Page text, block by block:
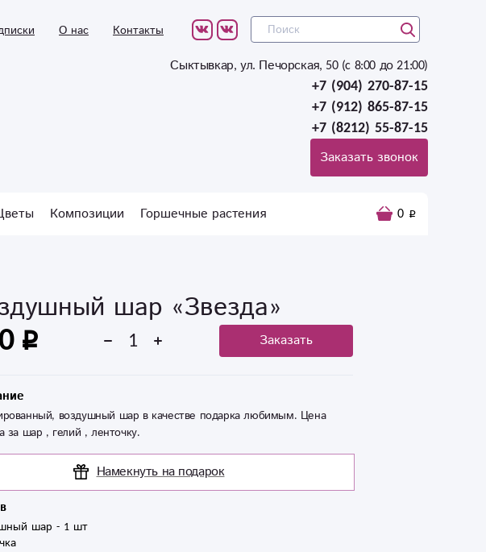
О нас Контакты
Сыктывкар, ул. Печорская, 50 (c 8:00 до 21:00)
+7 (904) 270-87-15
+7 (912) 865-87-15
+7 (8212) 55-87-15
Заказать звонок
Композиции Горшечные растения 0
шар «Звезда»
Заказать
воздушный шар в качестве подарка любимым. Цена
за шар , гелий , ленточку.
Намекнуть на подарок
шар - 1 шт